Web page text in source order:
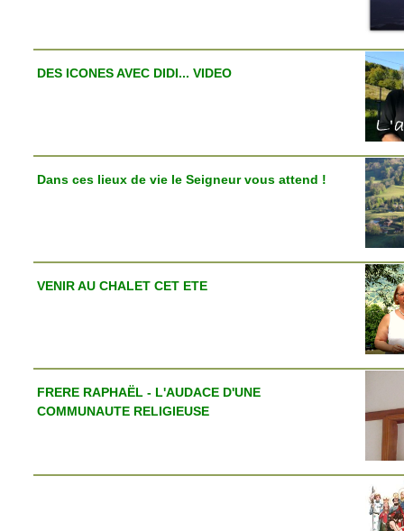
DES ICONES AVEC DIDI... VIDEO
Dans ces lieux de vie le Seigneur vous attend !
VENIR AU CHALET CET ETE
FRERE RAPHAËL - L'AUDACE D'UNE
COMMUNAUTE RELIGIEUSE